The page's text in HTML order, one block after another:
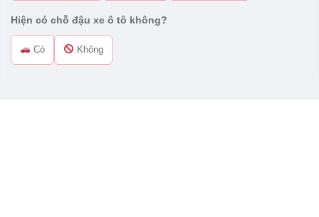
Hiện có chỗ đậu xe ô tô không?
Có Không